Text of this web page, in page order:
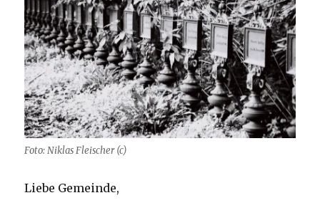
Foto: Niklas Fleischer (c)
Liebe Gemeinde,